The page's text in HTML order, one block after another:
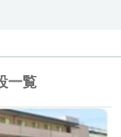
一覧